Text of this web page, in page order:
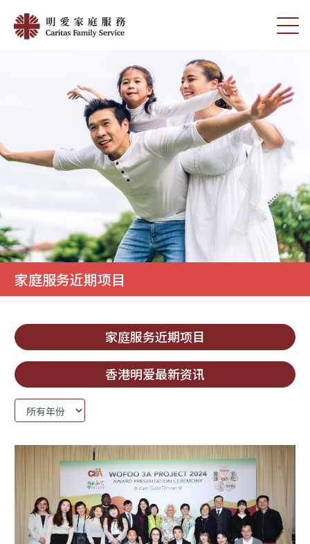
main
切
单
明
家
庭
服
務
家庭服务近期项目
家庭服务近期项目
香港明爱最新资讯
Year: